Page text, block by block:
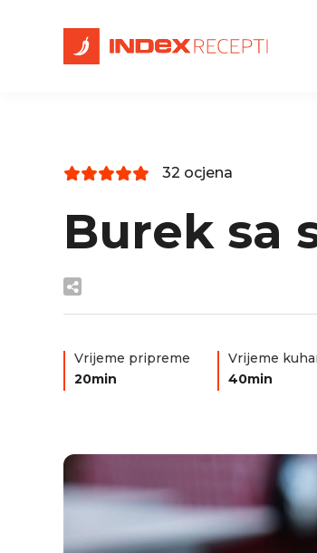
32 ocjena
Burek sa
Vrijeme pripreme
20min
Vrijeme
40min